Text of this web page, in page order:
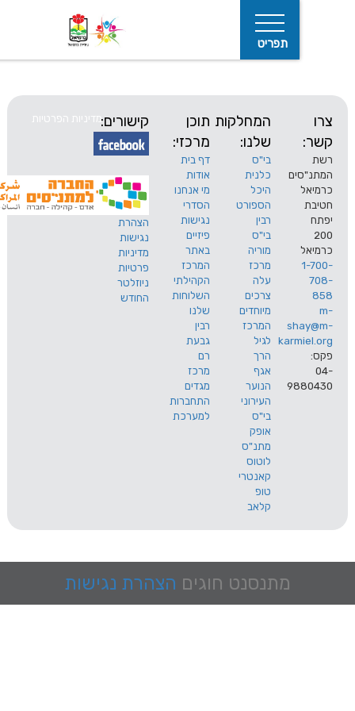
המחלקות
שלנו:
בי"ס
כלנית
היכל
הספורט
רבין
בי"ס
מוריה
מרכז
עלה
צרכים
מיוחדים
המרכז
לגיל
הרך
אגף
הנוער
תוכן
מרכזי:
דף בית
אודות
מי אנחנו
הסדרי
נגישות
פיזיים
באתר
המרכז
הקהילתי
השלוחות
שלנו
רבין
גבעת
רם
מרכז
מגדים
התחברות
למערכת
קישורים:
הצהרת
נגישות
מדיניות
פרטיות
ניוזלטר
החודש
מדיניות הפרטיות
מתנסנט חוגים הצהרת נגישות